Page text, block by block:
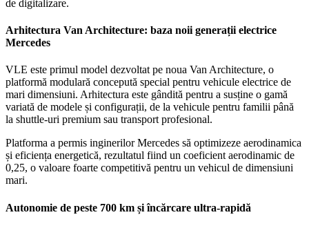
de digitalizare.
Arhitectura Van Architecture: baza noii generații electrice
Mercedes
VLE este primul model dezvoltat pe noua Van Architecture, o
platformă modulară concepută special pentru vehicule electrice de
mari dimensiuni. Arhitectura este gândită pentru a susține o gamă
variată de modele și configurații, de la vehicule pentru familii până
la shuttle-uri premium sau transport profesional.
Platforma a permis inginerilor Mercedes să optimizeze aerodinamica
și eficiența energetică, rezultatul fiind un coeficient aerodinamic de
0,25, o valoare foarte competitivă pentru un vehicul de dimensiuni
mari.
Autonomie de peste 700 km și încărcare ultra-rapidă